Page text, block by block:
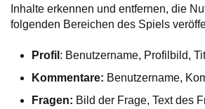
Inhalte erkennen und entfernen, die
folgenden Bereichen des Spiels
Profil : Benutzername, Profilbild,
Kommentare: Benutzername,
Fragen: Bild der Frage, Text des